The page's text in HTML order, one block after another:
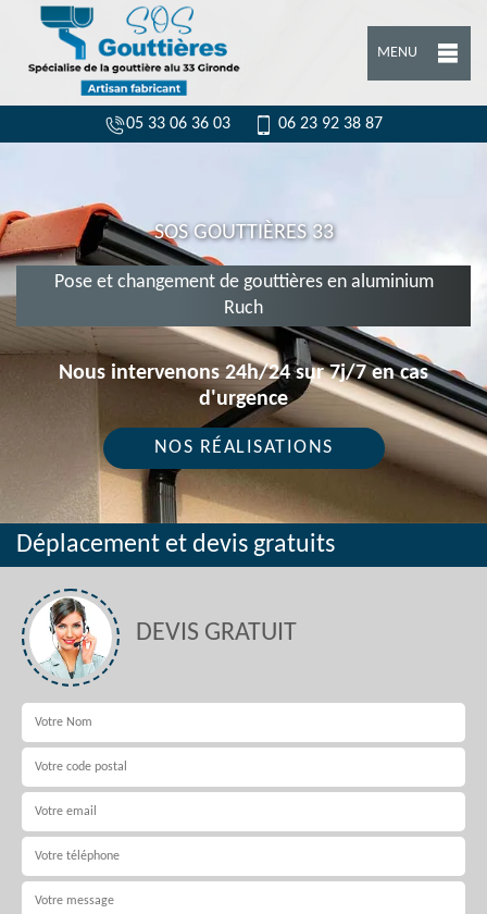
MENU
05 33 06 36 03 06 23 92 38 87
SOS GOUTTIÈRES 33
Pose et changement de gouttières en aluminium
Ruch
Nous intervenons 24h/24 sur 7j/7 en cas
d'urgence
NOS RÉALISATIONS
Déplacement et devis gratuits
DEVIS GRATUIT